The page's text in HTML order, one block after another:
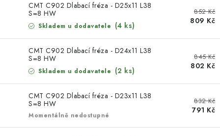
STROJE DO DÍLNY
NÁSTROJE PRO OPRACOVÁNÍ KOVU
NÁSTROJE PRO ŘEZÁNÍ DŘEVA
NÁSTROJE PRO FRÉZOVÁNÍ
CMT C902 Dlabací fréza - D25x11 L38
S=8 HW
Skladem u dodavatele (4 ks)
852 Kč
809 Kč
CMT C902 Dlabací fréza - D24x11 L38
S=8 HW
Skladem u dodavatele (2 ks)
845 Kč
802 Kč
CMT C902 Dlabací fréza - D23x11 L38
S=8 HW
Momentálně nedostupné
832 Kč
791 Kč